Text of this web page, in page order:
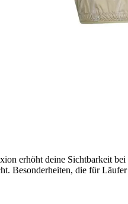
erhöht deine Sichtbarkeit
Besonderheiten, die für